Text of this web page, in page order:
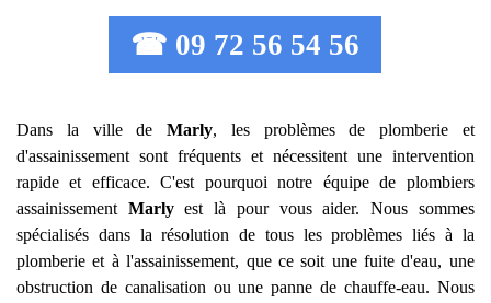
☎ 09 72 56 54 56
Dans la ville de Marly, les problèmes de plomberie et
d'assainissement sont fréquents et nécessitent une intervention
rapide et efficace. C'est pourquoi notre équipe de plombiers
assainissement Marlyest là pour vous aider. Nous sommes
spécialisés dans la résolution de tous les problèmes liés à la
plomberie et à l'assainissement, que ce soit une fuite d'eau, une
obstruction de canalisation ou une panne de chauffe-eau. Nous